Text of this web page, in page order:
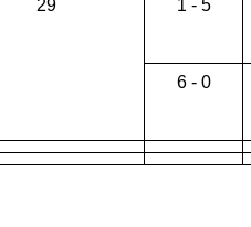
29 1 - 5
6 - 0